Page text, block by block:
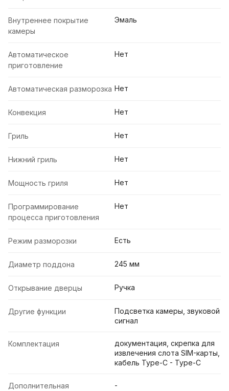
Внутреннее покрытие
камеры
Эмаль
Автоматическое
приготовление
Нет
Автоматическая разморозка Нет
Конвекция Нет
Гриль Нет
Нижний гриль Нет
Мощность гриля Нет
Программирование
процесса приготовления
Нет
Режим разморозки Есть
Диаметр поддона 245 мм
Открывание дверцы Ручка
Другие функции
Подсветка камеры, звуковой
сигнал
Комплектация
документация, скрепка для
извлечения слота SIM-карты,
кабель Type-C - Type-C
Дополнительная
-